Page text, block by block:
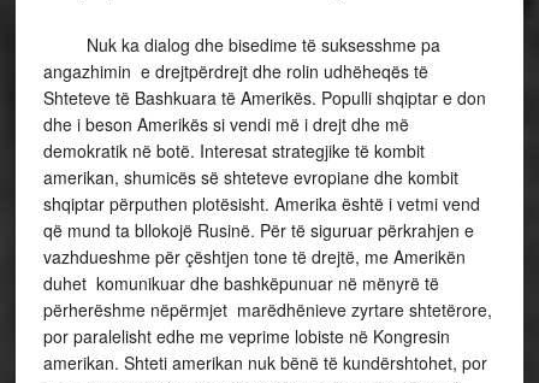
Nuk ka dialog dhe bisedime të suksesshme pa
angazhimin e drejtpërdrejt dhe rolin udhëheqës të
Shteteve të Bashkuara të Amerikës. Populli shqiptar e don
dhe i beson Amerikës si vendi më i drejt dhe më
demokratik në botë. Interesat strategjike të kombit
amerikan, shumicës së shteteve evropiane dhe kombit
shqiptar përputhen plotësisht. Amerika është i vetmi vend
që mund ta bllokojë Rusinë. Për të siguruar përkrahjen e
vazhdueshme për çështjen tone të drejtë, me Amerikën
duhet komunikuar dhe bashkëpunuar në mënyrë të
përherëshme nëpërmjet marëdhënieve zyrtare shtetërore,
por paralelisht edhe me veprime lobiste në Kongresin
amerikan. Shteti amerikan nuk bënë të kundërshtohet, por